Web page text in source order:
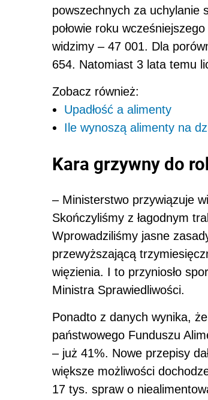
powszechnych za uchylanie
połowie roku
widzimy – 47 001. Dla
654. Natomiast 3 lata temu
Zobacz również:
Upadłość a alimenty
Ile wynoszą alimenty na
Kara grzywny do
– Ministerstwo przywiązuje
Skończyliśmy z łagodnym
Wprowadziliśmy jasne
przewyższającą
więzienia. I to przyniosło
Ministra Sprawiedliwości.
Ponadto z danych wynika,
państwowego Funduszu
– już 41%. Nowe przepisy
większe możliwości
17 tys. spraw o